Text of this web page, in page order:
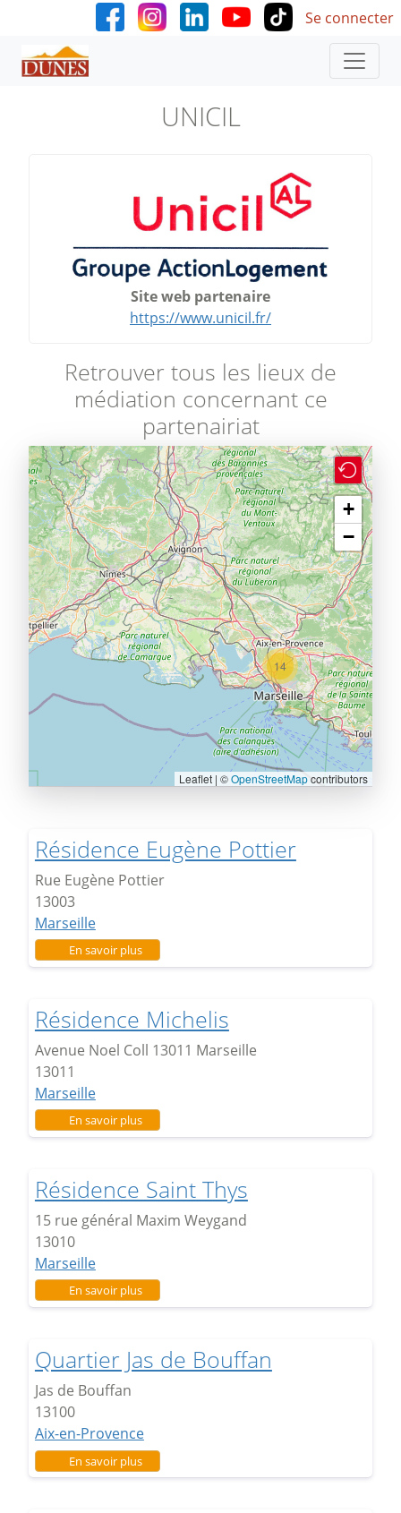
Aller au contenu principal User
Se connecter
UNICIL
Site web partenaire
https://www.unicil.fr/
Retrouver tous les lieux de
médiation concernant ce
partenairiat
14
+
−
Leaflet | ©OpenStreetMapcontributors
Résidence Eugène Pottier
Rue Eugène Pottier
13003
Marseille
En savoir plussur Résidence Eugène Pottier
Résidence Michelis
Avenue Noel Coll 13011 Marseille
13011
Marseille
En savoir plussur Résidence Michelis
Résidence Saint Thys
15 rue général Maxim Weygand
13010
Marseille
En savoir plussur Résidence Saint Thys
Quartier Jas de Bouffan
Jas de Bouffan
13100
Aix-en-Provence
En savoir plussur Quartier Jas de Bouffan